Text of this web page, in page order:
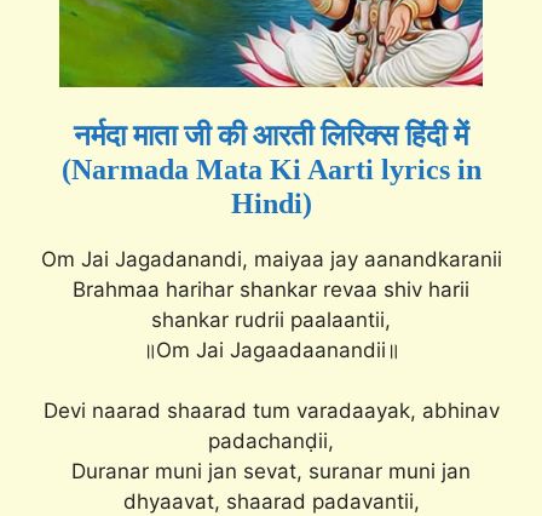
नर्मदा माता जी की आरती लिरिक्स हिंदी में
(Narmada Mata Ki Aarti lyrics in
Hindi)
Om Jai Jagadanandi, maiyaa jay aanandkaranii
Brahmaa harihar shankar revaa shiv harii
shankar rudrii paalaantii,
॥Om Jai Jagaadaanandii॥
Devi naarad shaarad tum varadaayak, abhinav
padachanḍii,
Duranar muni jan sevat, suranar muni jan
dhyaavat, shaarad padavantii,